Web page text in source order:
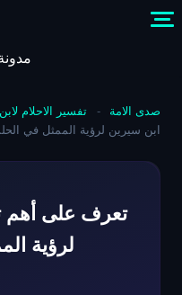
صدى الامة - تفسير الاحلام
ابن سيرين لرؤية الممثل في
تعرف على أهم
لرؤية